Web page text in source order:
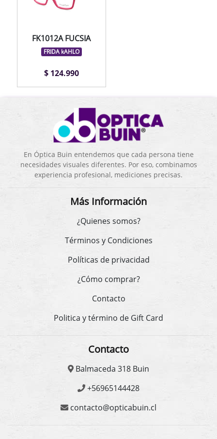
FK1012A FUCSIA
FRIDA kAHLO
$ 124.990
En Óptica Buin entendemos que cada persona tiene
necesidades visuales diferentes. Por eso, combinamos
experiencia profesional, mediciones precisas.
Más Información
¿Quienes somos?
Términos y Condiciones
Políticas de privacidad
¿Cómo comprar?
Contacto
Politica y término de Gift Card
Contacto
Balmaceda 318 Buin
+56965144428
contacto@opticabuin.cl